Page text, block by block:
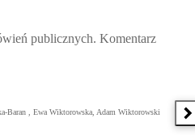
publicznych. Komentarz
Baran , Ewa Wiktorowska, Adam Wiktorowski